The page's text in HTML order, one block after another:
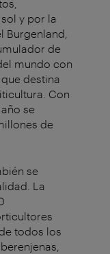
y por la
Burgenland,
de
mundo con
destina
Con
se
de
se
La
todos los